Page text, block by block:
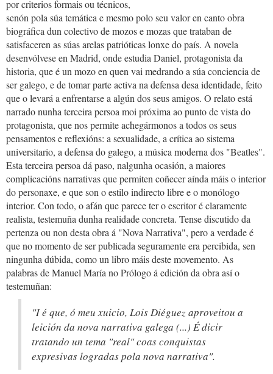
por criterios formais ou técnicos,
senón pola súa temática e mesmo polo seu valor en canto obra
biográfica dun colectivo de mozos e mozas que trataban de
satisfaceren as súas arelas patrióticas lonxe do país. A novela
desenvólvese en Madrid, onde estudia Daniel, protagonista da
historia, que é un mozo en quen vai medrando a súa conciencia de
ser galego, e de tomar parte activa na defensa desa identidade, feito
que o levará a enfrentarse a algún dos seus amigos. O relato está
narrado nunha terceira persoa moi próxima ao punto de vista do
protagonista, que nos permite achegármonos a todos os seus
pensamentos e reflexións: a sexualidade, a crítica ao sistema
universitario, a defensa do galego, a música moderna dos "Beatles".
Esta terceira persoa dá paso, nalgunha ocasión, a maiores
complicacións narrativas que permiten coñecer aínda máis o interior
do personaxe, e que son o estilo indirecto libre e o monólogo
interior. Con todo, o afán que parece ter o escritor é claramente
realista, testemuña dunha realidade concreta. Tense discutido da
pertenza ou non desta obra á "Nova Narrativa", pero a verdade é
que no momento de ser publicada seguramente era percibida, sen
ningunha dúbida, como un libro máis deste movemento. As
palabras de Manuel María no Prólogo á edición da obra así o
testemuñan:
"I é que, ó meu xuicio, Lois Diéguez aproveitou a
leición da nova narrativa galega (...) É dicir
tratando un tema "real" coas conquistas
expresivas logradas pola nova narrativa".